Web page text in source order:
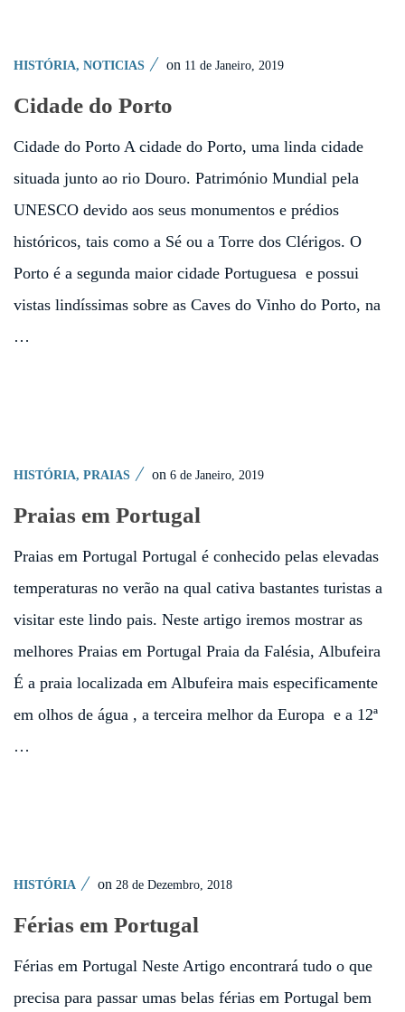
HISTÓRIA, NOTICIAS on 11 de Janeiro, 2019
Cidade do Porto
Cidade do Porto A cidade do Porto, uma linda cidade
situada junto ao rio Douro. Património Mundial pela
UNESCO devido aos seus monumentos e prédios
históricos, tais como a Sé ou a Torre dos Clérigos. O
Porto é a segunda maior cidade Portuguesa e possui
vistas lindíssimas sobre as Caves do Vinho do Porto, na
…
HISTÓRIA, PRAIAS on 6 de Janeiro, 2019
Praias em Portugal
Praias em Portugal Portugal é conhecido pelas elevadas
temperaturas no verão na qual cativa bastantes turistas a
visitar este lindo pais. Neste artigo iremos mostrar as
melhores Praias em Portugal Praia da Falésia, Albufeira
É a praia localizada em Albufeira mais especificamente
em olhos de água , a terceira melhor da Europa e a 12ª
…
HISTÓRIA on 28 de Dezembro, 2018
Férias em Portugal
Férias em Portugal Neste Artigo encontrará tudo o que
precisa para passar umas belas férias em Portugal bem